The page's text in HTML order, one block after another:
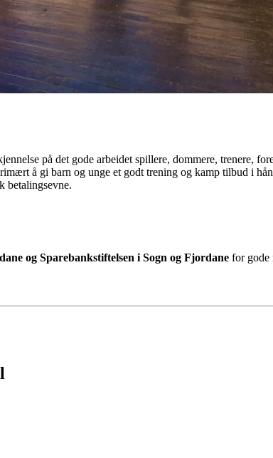
på det gode arbeidet spillere, dommere, trenere,
å gi barn og unge et godt trening og kamp tilbud i
betalingsevne.
og Sparebankstiftelsen i Sogn og Fjordane for gode